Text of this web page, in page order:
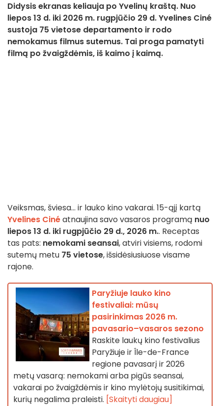
Didysis ekranas keliauja po Yvelinų kraštą. Nuo
liepos 13 d. iki 2026 m. rugpjūčio 29 d. Yvelines Ciné
sustoja 75 vietose departamento ir rodo
nemokamus filmus sutemus. Tai proga pamatyti
filmą po žvaigždėmis, iš kaimo į kaimą.
Veiksmas, šviesa… ir lauko kino vakarai. 15-ąjį kartą
Yvelines Cinéatnaujina savo vasaros programą nuo
liepos 13 d. iki rugpjūčio 29 d., 2026 m.. Receptas
tas pats: nemokami seansai, atviri visiems, rodomi
sutemų metu 75 vietose, išsidėsiusiuose visame
rajone.
Paryžiuje lauko kino
festivaliai: mūsų
pasirinkimas 2026 m.
pavasario–vasaros sezono
Raskite laukų kino festivalius
Paryžiuje ir Île-de-France
regione pavasarį ir 2026
metų vasarą: nemokami arba pigūs seansai,
vakarai po žvaigždėmis ir kino mylėtojų susitikimai,
kurių negalima praleisti. [Skaityti daugiau]